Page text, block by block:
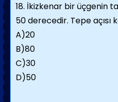
18. İkizkenar bir üçgenin
50 derecedir. Tepe açısı
A)20
B)80
C)30
D)50